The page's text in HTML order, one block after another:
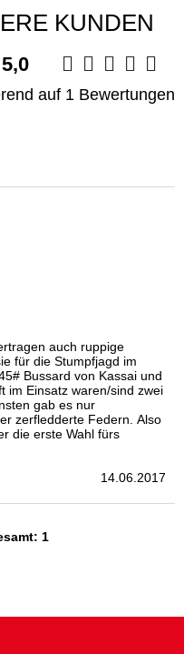
KUNDEN
5,0
auf 1 Bewertungen
auch ruppige
für die Stumpfjagd im
Bussard von Kassai und
im Einsatz waren/sind zwei
gab es nur
zerfledderte Federn. Also
die erste Wahl fürs
14.06.2017
1